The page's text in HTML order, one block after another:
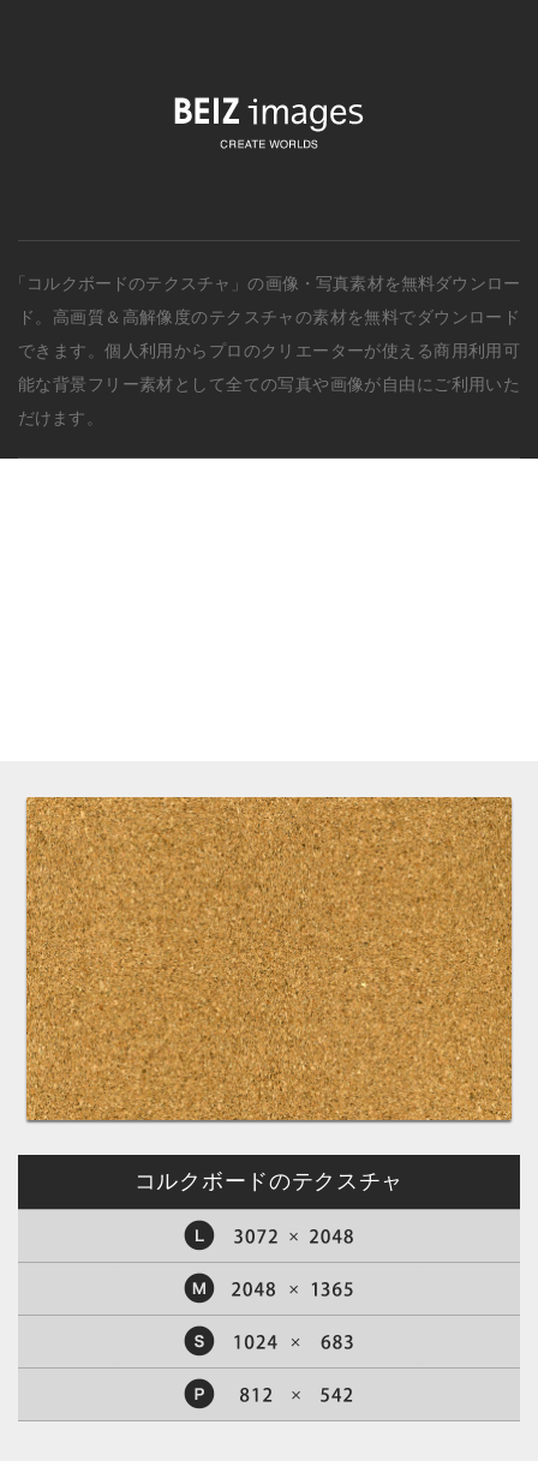
「コルクボードのテクスチャ」の画像・写真素材を無料ダウンロー
ド。 高画質＆高解像度のテクスチャの素材を無料でダウンロード
できます。個人利用からプロのクリエーターが使える商用利用可
能な背景フリー素材として全ての写真や画像が自由にご利用いた
だけます。
コルクボードのテクスチャ